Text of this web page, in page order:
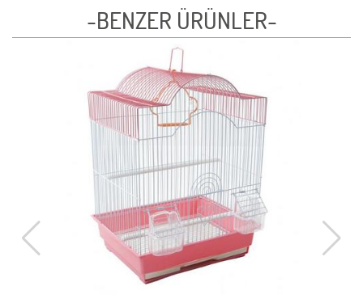
-BENZER ÜRÜNLER-